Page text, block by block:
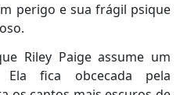
perigo e sua frágil psique
Riley Paige assume um
fica obcecada pela